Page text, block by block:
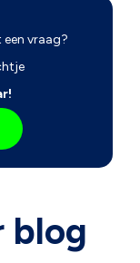
vraag?
blog